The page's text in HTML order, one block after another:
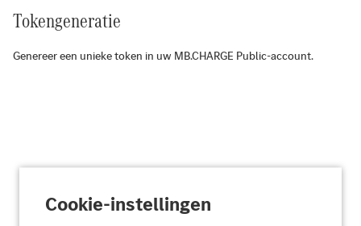
Tokengeneratie
Genereer een unieke token in uw MB.CHARGE Public-account.
Cookie-instellingen